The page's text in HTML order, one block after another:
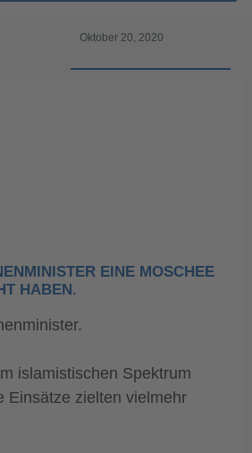
Oktober 20, 2020
EINE MOSCHEE S
HABEN.
islamistischen Spektrum
Einsätze zielten vielmehr